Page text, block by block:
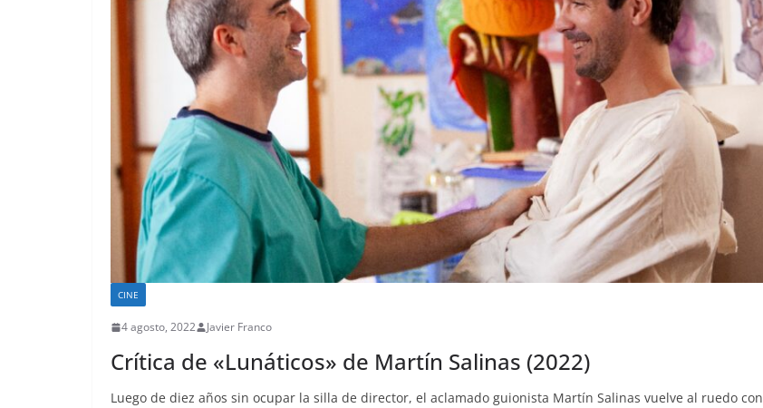
CINE
4 agosto, 2022 Javier Franco
Crítica de «Lunáticos» de Martín Salinas (2022)
Luego de diez años sin ocupar la silla de director, el aclamado guionista Martín Salinas vuelve al ruedo con